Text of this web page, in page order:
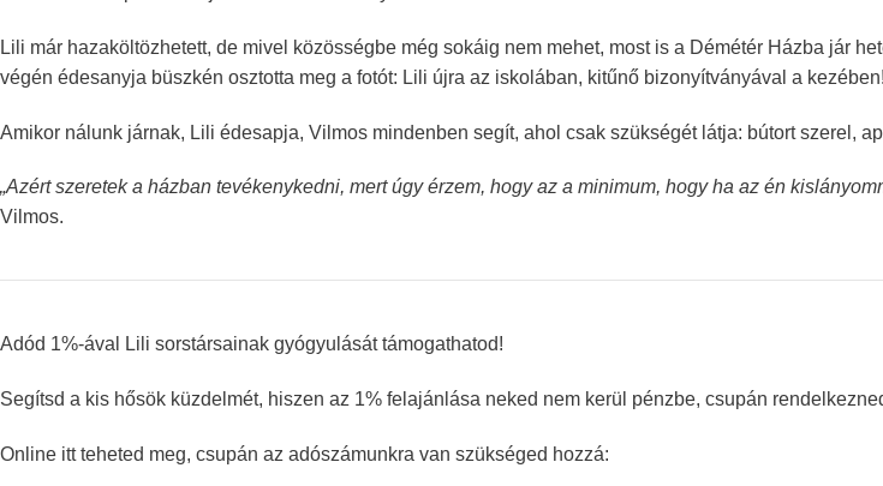
Lili már hazaköltözhetett, de mivel közösségbe még sokáig nem mehet, most is a Démétér Házba jár
végén édesanyja büszkén osztotta meg a fotót: Lili újra az iskolában, kitűnő bizonyítványával a kezében!
Amikor nálunk járnak, Lili édesapja, Vilmos mindenben segít, ahol csak szükségét látja: bútort szerel,
„Azért szeretek a házban tevékenykedni, mert úgy érzem, hogy az a minimum, hogy ha az én
Vilmos.
Adód 1%-ával Lili sorstársainak gyógyulását támogathatod!
Segítsd a kis hősök küzdelmét, hiszen az 1% felajánlása neked nem kerül pénzbe, csupán
Online itt teheted meg, csupán az adószámunkra van szükséged hozzá: